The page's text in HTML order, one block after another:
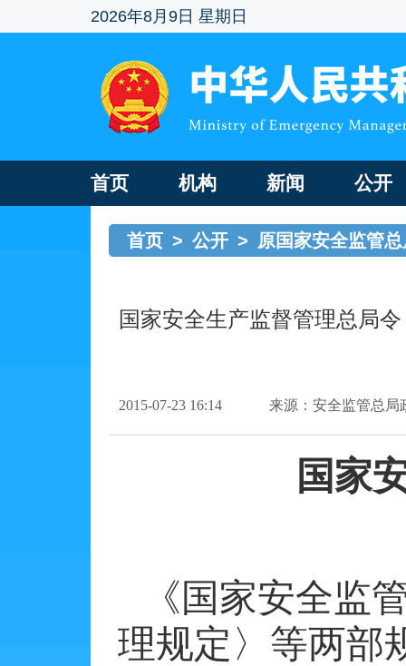
2026年8月9日 星期日
首页 机构 新闻 公开
首页 > 公开 > 原国家安全监管
国家安全生产监督管理总局
2015-07-23 16:14 来源：安全监管总局
国家
《国家安全监
理规定〉等两部